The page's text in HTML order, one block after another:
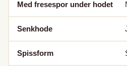
Med fresespor under hodet
Senkhode
Spissform